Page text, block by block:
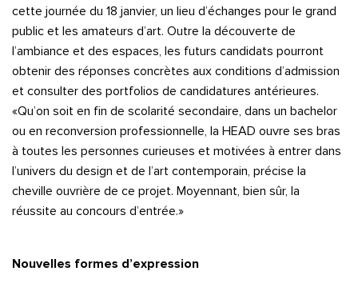
cette journée du 18 janvier, un lieu d’échanges pour le grand
public et les amateurs d’art. Outre la découverte de
l’ambiance et des espaces, les futurs candidats pourront
obtenir des réponses concrètes aux conditions d’admission
et consulter des portfolios de candidatures antérieures.
«Qu’on soit en fin de scolarité secondaire, dans un bachelor
ou en reconversion professionnelle, la HEAD ouvre ses bras
à toutes les personnes curieuses et motivées à entrer dans
l’univers du design et de l’art contemporain, précise la
cheville ouvrière de ce projet. Moyennant, bien sûr, la
réussite au concours d’entrée.»
Nouvelles formes d’expression